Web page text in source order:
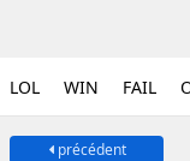
LOL WIN FAIL
précédent